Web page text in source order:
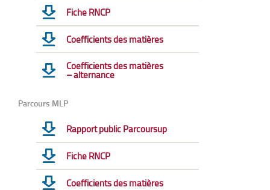
Fiche RNCP
Coefficients des matières
Coefficients des matières
– alternance
Parcours MLP
Rapport public Parcoursup
Fiche RNCP
Coefficients des matières